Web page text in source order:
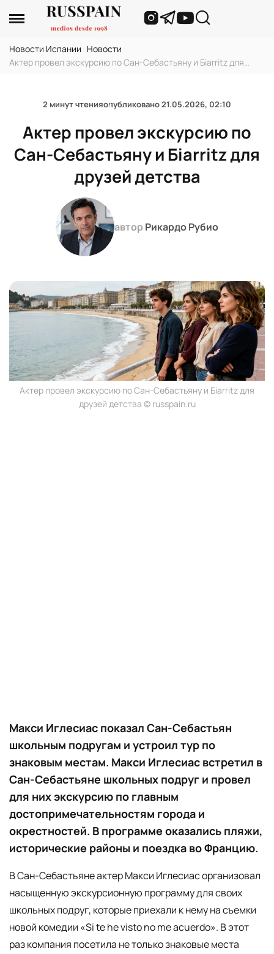
Новости Испании Новости
Актер провел экскурсию по Сан-Себастьяну и Бiarritz для
2 минут чтенияопубликовано21.05.2026, 02:10
Актер провел экскурсию по
Сан-Себастьяну и Бiarritz для
друзей детства
автор Рикардо Рубио
Актер провел экскурсию по Сан-Себастьяну и Бiarritz для
друзей детства © russpain.ru
Макси Иглесиас показал Сан-Себастьян
школьным подругам и устроил тур по
знаковым местам. Макси Иглесиас встретил в
Сан-Себастьяне школьных подруг и провел
для них экскурсию по главным
достопримечательностям города и
окрестностей. В программе оказались пляжи,
исторические районы и поездка во Францию.
В Сан-Себастьяне актер Макси Иглесиас организовал
насыщенную экскурсионную программу для своих
школьных подруг, которые приехали к нему на съемки
новой комедии «Si te he visto no me acuerdo». В этот
раз компания посетила не только знаковые места